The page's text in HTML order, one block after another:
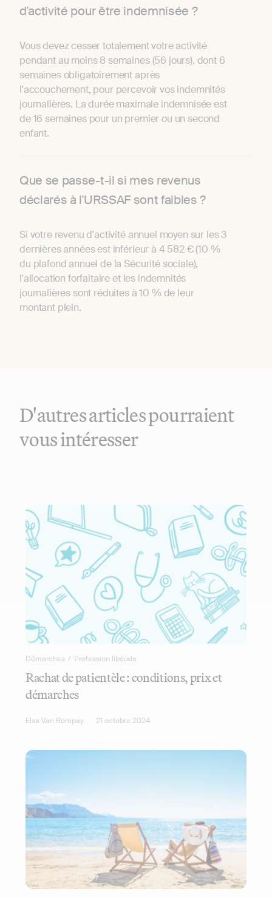
d'activité pour être indemnisée ?
Vous devez cesser totalement votre activité
pendant au moins 8 semaines (56 jours), dont 6
semaines obligatoirement après
l'accouchement, pour percevoir vos indemnités
journalières. La durée maximale indemnisée est
de 16 semaines pour un premier ou un second
enfant.
Que se passe-t-il si mes revenus
déclarés à l'URSSAF sont faibles ?
Si votre revenu d'activité annuel moyen sur les 3
dernières années est inférieur à 4 582 € (10 %
du plafond annuel de la Sécurité sociale),
l'allocation forfaitaire et les indemnités
journalières sont réduites à 10 % de leur
montant plein.
D'autres articles pourraient
vous intéresser
Démarches / Profession libérale
Rachat de patientèle : conditions, prix et
démarches
Elsa Van Rompay 21 octobre 2024